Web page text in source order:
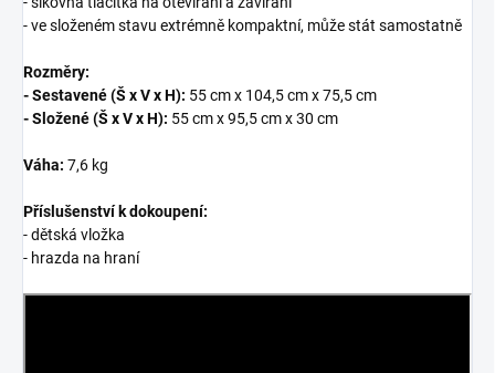
- ve složeném stavu extrémně kompaktní, může stát samostatně
Rozměry:
- Sestavené (Š x V x H): 55 cm x 104,5 cm x 75,5 cm
- Složené (Š x V x H): 55 cm x 95,5 cm x 30 cm
Váha: 7,6 kg
Příslušenství k dokoupení:
- dětská vložka
- hrazda na hraní